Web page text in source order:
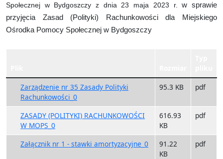
Społecznej w Bydgoszczy z dnia 23 maja 2023 r.w sprawie
przyjęcia Zasad (Polityki) Rachunkowości dla Miejskiego
Ośrodka Pomocy Społecznej w Bydgoszczy
Zarządzenie nr 35 Zasady Polityki
Rachunkowości_0
95.3 KB pdf
ZASADY (POLITYKI) RACHUNKOWOŚCI
W MOPS_0
616.93
KB
pdf
Załącznik nr 1 - stawki amortyzacyjne_0
91.22
KB
pdf